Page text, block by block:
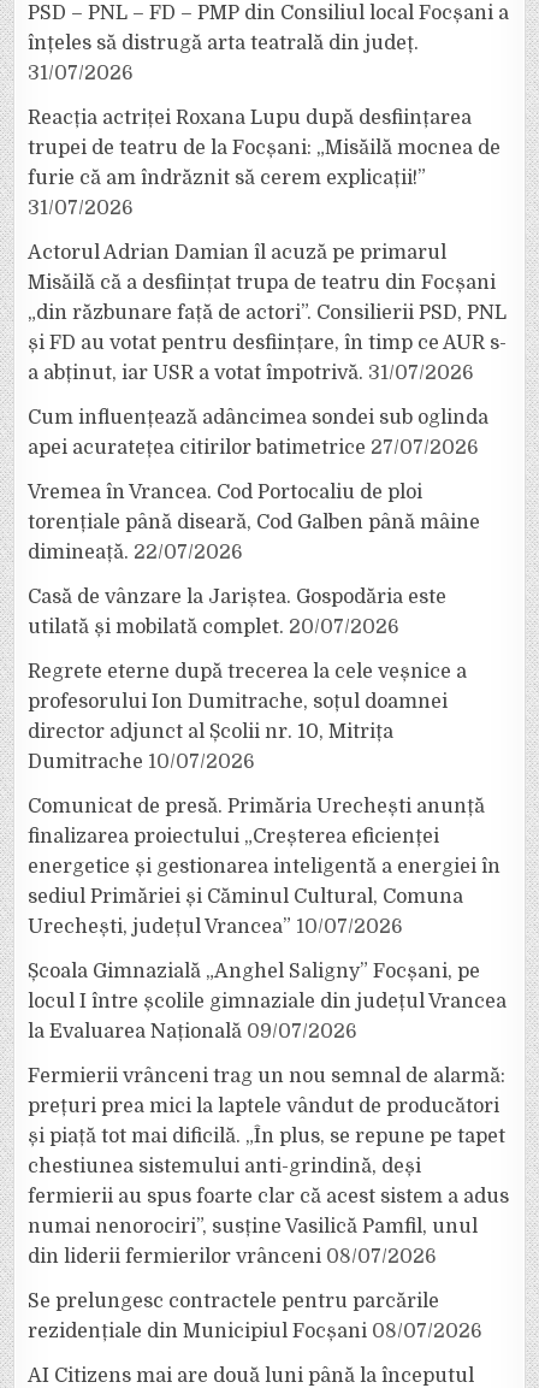
PSD – PNL – FD – PMP din Consiliul local Focșani a
înțeles să distrugă arta teatrală din județ.
31/07/2026
Reacția actriței Roxana Lupu după desființarea
trupei de teatru de la Focșani: „Misăilă mocnea de
furie că am îndrăznit să cerem explicații!”
31/07/2026
Actorul Adrian Damian îl acuză pe primarul
Misăilă că a desființat trupa de teatru din Focșani
„din răzbunare față de actori”. Consilierii PSD, PNL
și FD au votat pentru desființare, în timp ce AUR s-
a abținut, iar USR a votat împotrivă. 31/07/2026
Cum influențează adâncimea sondei sub oglinda
apei acuratețea citirilor batimetrice 27/07/2026
Vremea în Vrancea. Cod Portocaliu de ploi
torențiale până diseară, Cod Galben până mâine
dimineață. 22/07/2026
Casă de vânzare la Jariștea. Gospodăria este
utilată și mobilată complet. 20/07/2026
Regrete eterne după trecerea la cele veșnice a
profesorului Ion Dumitrache, soțul doamnei
director adjunct al Școlii nr. 10, Mitrița
Dumitrache 10/07/2026
Comunicat de presă. Primăria Urechești anunță
finalizarea proiectului „Creșterea eficienței
energetice și gestionarea inteligentă a energiei în
sediul Primăriei și Căminul Cultural, Comuna
Urechești, județul Vrancea” 10/07/2026
Școala Gimnazială „Anghel Saligny” Focșani, pe
locul I între școlile gimnaziale din județul Vrancea
la Evaluarea Națională 09/07/2026
Fermierii vrânceni trag un nou semnal de alarmă:
prețuri prea mici la laptele vândut de producători
și piață tot mai dificilă. „În plus, se repune pe tapet
chestiunea sistemului anti-grindină, deși
fermierii au spus foarte clar că acest sistem a adus
numai nenorociri”, susține Vasilică Pamfil, unul
din liderii fermierilor vrânceni 08/07/2026
Se prelungesc contractele pentru parcările
rezidențiale din Municipiul Focșani 08/07/2026
AI Citizens mai are două luni până la începutul